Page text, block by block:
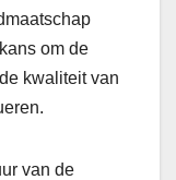
om de
kwaliteit van
van de